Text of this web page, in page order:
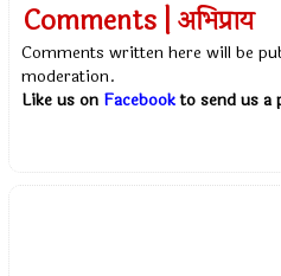
Comments | अभिप्राय
Comments written here will be
moderation.
Like us on Facebookto send us a